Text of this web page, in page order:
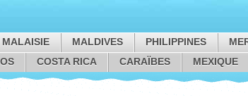
MALAISIE MALDIVES PHILIPPINES
COSTA RICA CARAÏBES MEXIQUE